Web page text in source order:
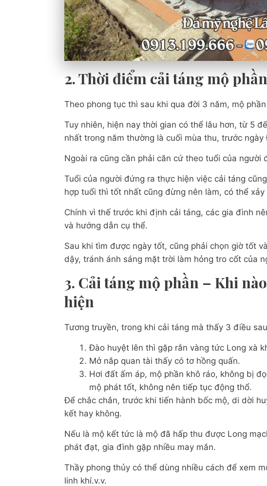
2. Thời điểm cải táng mộ phần
Theo phong tục thì sau khi qua đời 3 năm, mộ
Tuy nhiên, hiện nay thời gian có thể lâu hơn, từ 5
nhất trong năm thường là cuối mùa thu, trước ngày
Ngoài ra cũng cần phải căn cứ theo tuổi của người
Tuổi của người đứng ra thực hiện việc cải táng
hợp tuổi thì tốt nhất cũng đừng nên làm, có thể
Chính vì thế trước khi định cải táng, các gia đình
và hướng dẫn cụ thể.
Sau khi tìm được ngày tốt, cũng phải chọn giờ tốt
dậy, tránh ánh sáng mặt trời làm hỏng tro cốt của
3. Cải táng mộ phần – Khi
hiện
Tương truyền, trong khi cải táng mà thấy 3 điều
Đào huyệt lên thì gặp rắn vàng tức Long xà
Mở nắp quan tài thấy có tơ hồng quấn.
Hơi đất ấm áp, mộ phần khô ráo, không bị
mộ phát tốt, không nên tiếp tục động thổ.
Để chắc chắn, trước khi tiến hành bốc mộ, di dời
kết hay không.
Nếu là mộ kết tức là mộ đã hấp thu được Long
phát đạt, gia đình gặp nhiều may mắn.
Thầy phong thủy có thể dùng nhiều cách để xem
linh khí.v.v.